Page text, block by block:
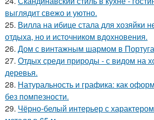
выглядит свежо и уютно.
25. Вилла на ибице стала для хозяйки
отдыха, но и источником вдохновения.
26. Дом с винтажным шармом в
27. Отдых среди природы - с видом на
деревья.
28. Натуральность и графика: как
без помпезности.
29. Чёрно-белый интерьер с